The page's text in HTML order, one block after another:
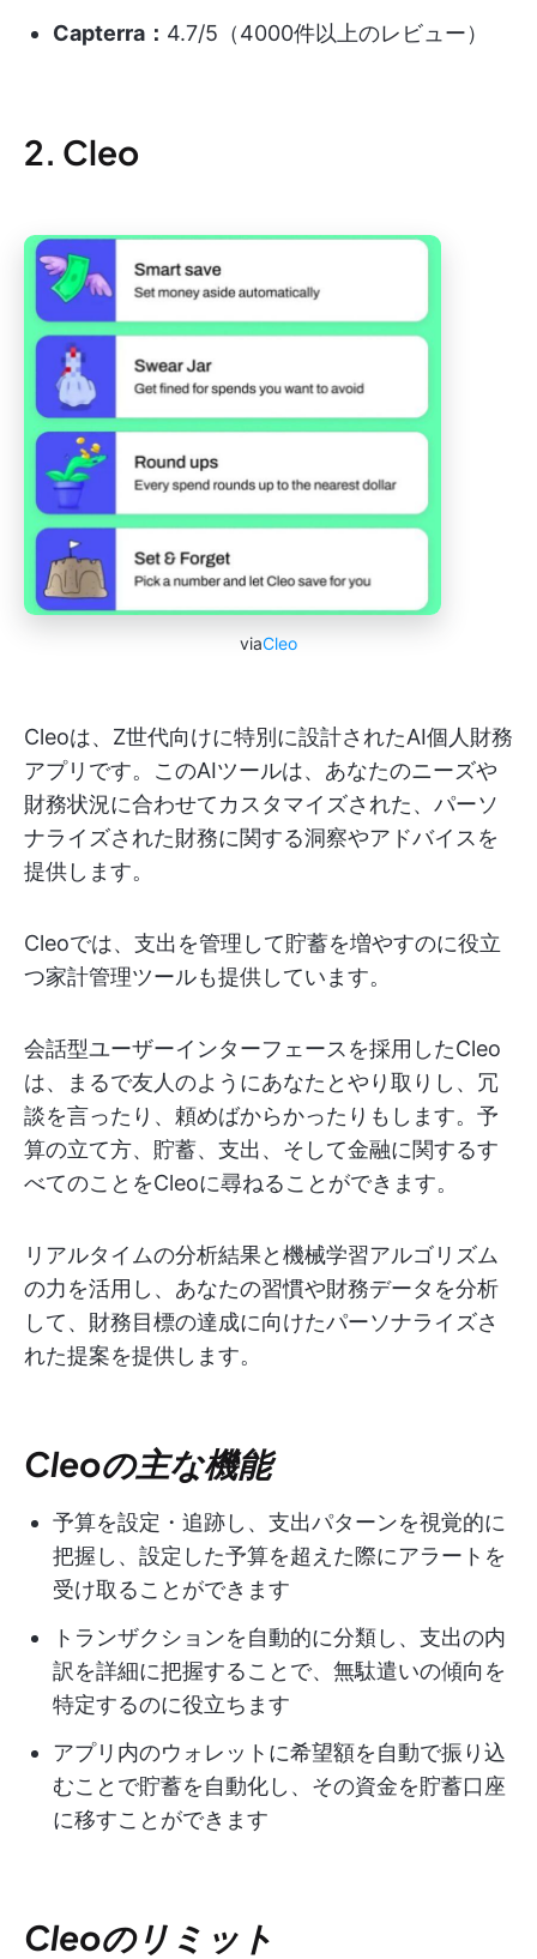
Capterra： 4.7/5（4000件以上のレビュー）
2. Cleo
viaCleo
Cleoは、Z世代向けに特別に設計されたAI個人財務
アプリです。このAIツールは、あなたのニーズや
財務状況に合わせてカスタマイズされた、パーソ
ナライズされた財務に関する洞察やアドバイスを
提供します。
Cleoでは、支出を管理して貯蓄を増やすのに役立
つ家計管理ツールも提供しています。
会話型ユーザーインターフェースを採用したCleo
は、まるで友人のようにあなたとやり取りし、冗
談を言ったり、頼めばからかったりもします。予
算の立て方、貯蓄、支出、そして金融に関するす
べてのことをCleoに尋ねることができます。
リアルタイムの分析結果と機械学習アルゴリズム
の力を活用し、あなたの習慣や財務データを分析
して、財務目標の達成に向けたパーソナライズさ
れた提案を提供します。
Cleoの主な機能
予算を設定・追跡し、支出パターンを視覚的に
把握し、設定した予算を超えた際にアラートを
受け取ることができます
トランザクションを自動的に分類し、支出の内
訳を詳細に把握することで、無駄遣いの傾向を
特定するのに役立ちます
アプリ内のウォレットに希望額を自動で振り込
むことで貯蓄を自動化し、その資金を貯蓄口座
に移すことができます
Cleoのリミット